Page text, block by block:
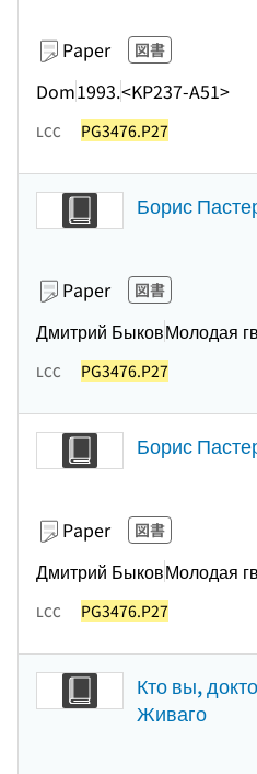
Paper 図書
Dom1993.<KP237-A51>
LCC PG3476.P27
Борис
Paper 図書
Дмитрий БыковМолодая
LCC PG3476.P27
Борис
Paper 図書
Дмитрий БыковМолодая
LCC PG3476.P27
Кто вы,
Живаго